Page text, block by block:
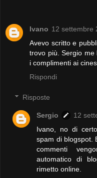
Ivano 12 settembre
Avevo scritto e
trovo più. Sergio me
i complimenti ai
Rispondi
Risposte
Sergio
12
Ivano, no di
spam di blogspot.
commenti
automatico di
rimetto online.